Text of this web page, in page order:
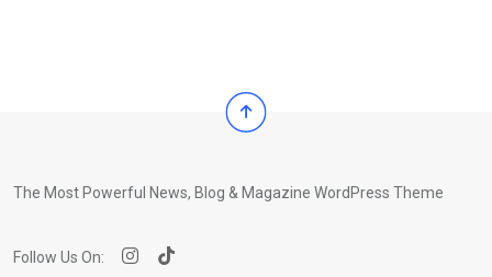
The Most Powerful News, Blog & Magazine WordPress Theme
Follow Us On: